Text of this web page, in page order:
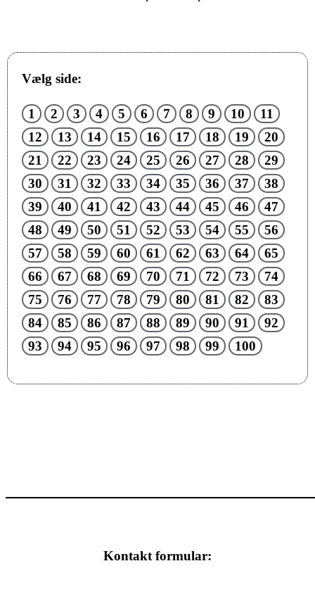
Vælg side:
1 2 3 4 5 6 7 8 9 10
11
12
13 14 15 16 17 18 19
20
21
22 23 24 25 26 27 28
29
30
31 32 33 34 35 36 37
38
39
40 41 42 43 44 45 46
47
48
49 50 51 52 53 54 55
56
57
58 59 60 61 62 63 64
65
66
67 68 69 70 71 72 73
74
75
76 77 78 79 80 81 82
83
84
85 86 87 88 89 90 91
92
93
94 95 96 97 98 99 100
Kontakt formular: